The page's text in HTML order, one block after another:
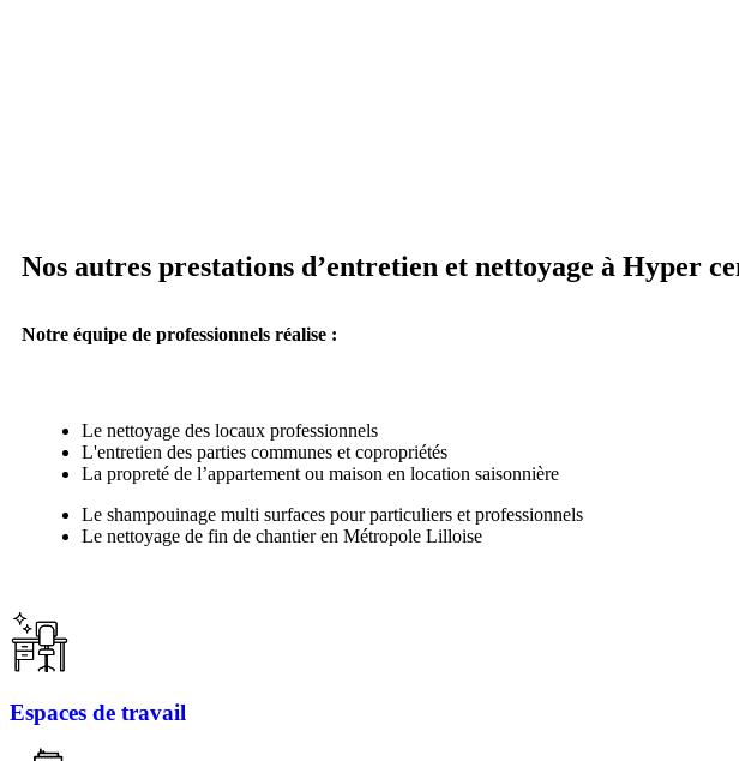
Nos autres prestations d’entretien et nettoyage à Hyper
Notre équipe de professionnels réalise :
Le nettoyage des locaux professionnels
L'entretien des parties communes et copropriétés
La propreté de l’appartement ou maison en location saisonnière
Le shampouinage multi surfaces pour particuliers et professionnels
Le nettoyage de fin de chantier en Métropole Lilloise
Espaces de travail